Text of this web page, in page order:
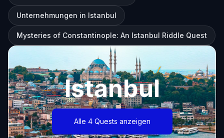
Unternehmungen in Istanbul
Mysteries of Constantinople: An Istanbul Riddle Quest
Istanbul
Alle 4 Quests anzeigen